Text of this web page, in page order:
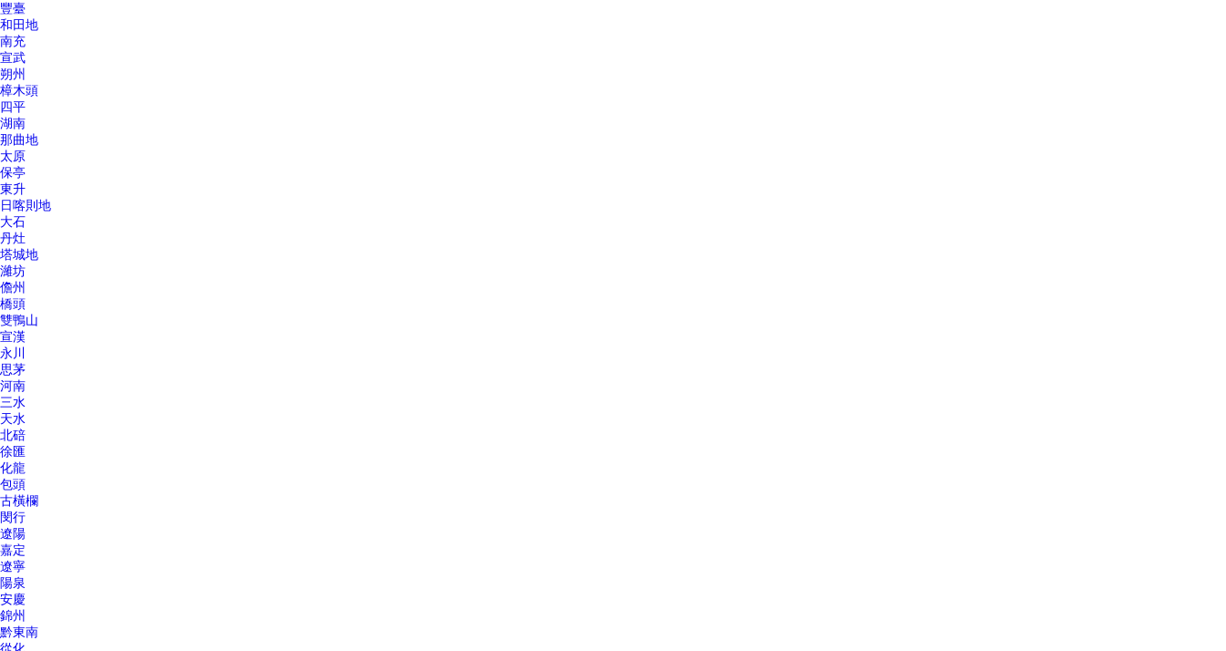
豐臺
和田地
南充
宣武
朔州
樟木頭
四平
湖南
那曲地
太原
保亭
東升
日喀則地
大石
丹灶
塔城地
濰坊
儋州
橋頭
雙鴨山
宣漢
永川
思茅
河南
三水
天水
北碚
徐匯
化龍
包頭
古橫欄
閔行
遼陽
嘉定
遼寧
陽泉
安慶
錦州
黔東南